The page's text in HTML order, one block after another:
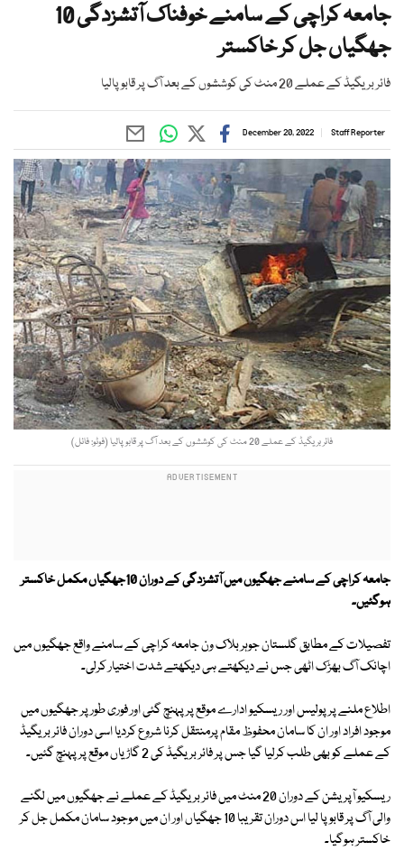
جامعہ کراچی کے سامنے خوفناک آتشزدگی 10
جھگیاں جل کر خاکستر
فائر بریگیڈ کے عملے 20 منٹ کی کوششوں کے بعد آگ پر قابو پالیا
Staff Reporter
December 20, 2022
فائر بریگیڈ کے عملے 20 منٹ کی کوششوں کے بعد آگ پر قابو پالیا (فوٹو: فائل)
جامعہ کراچی کے سامنے جھگیوں میں آتشزدگی کے دوران 10جھگیاں مکمل خاکستر
ہوگئیں۔
تفصیلات کے مطابق گلستان جوہر بلاک ون جامعہ کراچی کے سامنے واقع جھگیوں میں
اچانک آگ بھڑک اٹھی جس نے دیکھتے ہی دیکھتے شدت اختیار کرلی۔
اطلاع ملنے پر پولیس اور ریسکیو ادارے موقع پر پہنچ گئی اور فوری طور پر جھگیوں میں
موجود افراد اور ان کا سامان محفوظ مقام پرمنتقل کرنا شروع کردیا اسی دوران فائر بریگیڈ
کے عملے کو بھی طلب کرلیا گیا جس پر فائر بریگیڈ کی 2 گاڑیاں موقع پر پہنچ گئیں۔
ریسکیو آپریشن کے دوران 20 منٹ میں فائر بریگیڈ کے عملے نے جھگیوں میں لگنے
والی آگ پر قابو پا لیا اس دوران تقریبا 10 جھگیاں اور ان میں موجود سامان مکمل جل کر
خاکستر ہوگیا۔